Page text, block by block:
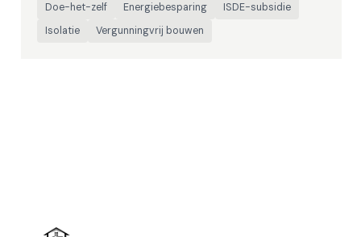
Doe-het-zelf Energiebesparing
ISDE-subsidie
Isolatie
Vergunningvrij bouwen